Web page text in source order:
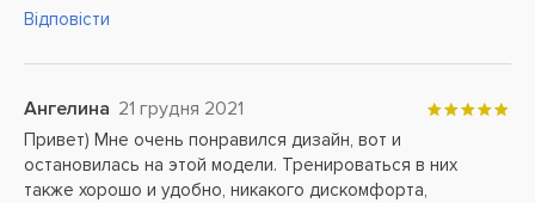
Відповісти
Ангелина 21 грудня 2021
Привет) Мне очень понравился дизайн, вот и
остановилась на этой модели. Тренироваться в них
также хорошо и удобно, никакого дискомфорта,